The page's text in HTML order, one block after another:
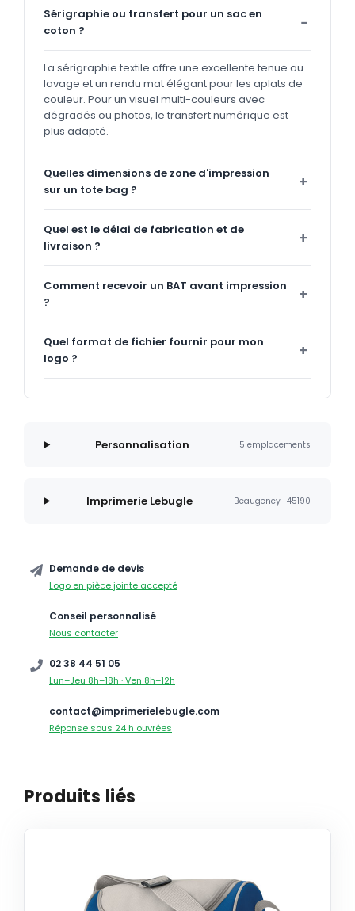
Sérigraphie ou transfert pour un sac en
coton ?
La sérigraphie textile offre une excellente tenue au
lavage et un rendu mat élégant pour les aplats de
couleur. Pour un visuel multi-couleurs avec
dégradés ou photos, le transfert numérique est
plus adapté.
Quelles dimensions de zone d'impression
sur un tote bag ?
Quel est le délai de fabrication et de
livraison ?
Comment recevoir un BAT avant impression
?
Quel format de fichier fournir pour mon
logo ?
Personnalisation 5 emplacements
Imprimerie Lebugle Beaugency · 45190
Demande de devis
Logo en pièce jointe accepté
Conseil personnalisé
Nous contacter
02 38 44 51 05
Lun–Jeu 8h–18h · Ven 8h–12h
contact@imprimerielebugle.com
Réponse sous 24 h ouvrées
Produits liés